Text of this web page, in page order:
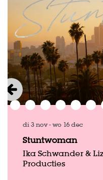
Stuntwoman
Ika Schwander &
Producties
di 3 nov-wo 16 dec